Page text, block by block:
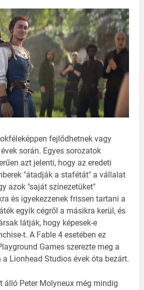
fejlődhetnek vagy
során. Egyes sorozatok
azt jelenti, hogy az eredeti
"átadják a stafétát" a vállalat
azok "saját színezetüket"
és igyekezzenek frissen tartani a
egyik cégről a másikra kerül, és
látják, hogy képesek-e
t. A Fable 4 esetében ez
Games szerezte meg a
Lionhead Studios évek óta bezárt.
álló Peter Molyneux még mindig